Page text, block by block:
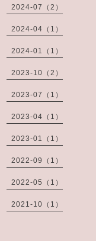
2024-07（2）
2024-04（1）
2024-01（1）
2023-10（2）
2023-07（1）
2023-04（1）
2023-01（1）
2022-09（1）
2022-05（1）
2021-10（1）